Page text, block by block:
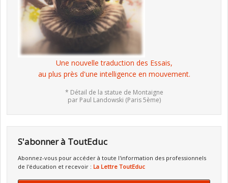
Une nouvelle traduction des Essais,
au plus près d'une intelligence en mouvement.
* Détail de la statue de Montaigne
par Paul Landowski (Paris 5ème)
S'abonner à ToutEduc
Abonnez-vous pour accéder à toute l'information des professionnels
de l'éducation et recevoir : La Lettre ToutEduc